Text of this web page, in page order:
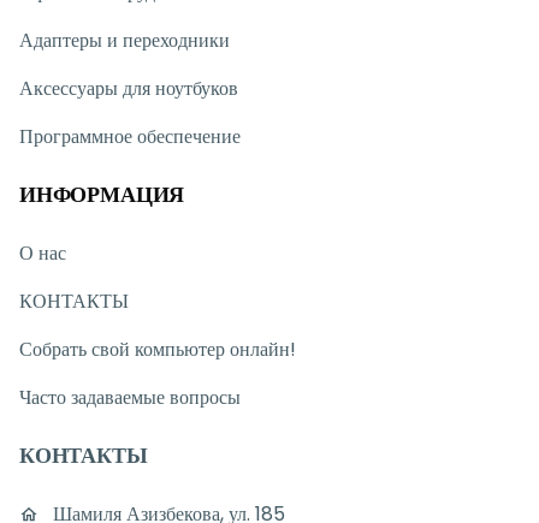
Адаптеры и переходники
Аксессуары для ноутбуков
Программное обеспечение
ИНФОРМАЦИЯ
О нас
КОНТАКТЫ
Собрать свой компьютер онлайн!
Часто задаваемые вопросы
КОНТАКТЫ
Шамиля Азизбекова, ул. 185